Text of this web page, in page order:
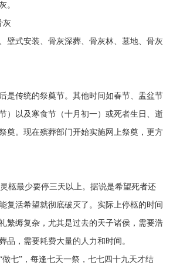
。
灰
壁式安装、骨灰深葬、骨灰林、墓地、骨灰
是传统的祭奠节。其他时间如春节、盂盆节
）以及寒食节（十月初一）或死者生日、逝
奠。现在殡葬部门开始实施网上祭奠，更方
柩最少要停三天以上。据说是希望死者还
复活希望就彻底破灭了。实际上停柩的时间
繁缛复杂，尤其是过去的天子诸侯，需要浩
品，需要耗费大量的人力和时间。
做七”，每逢七天一祭，七七四十九天才结